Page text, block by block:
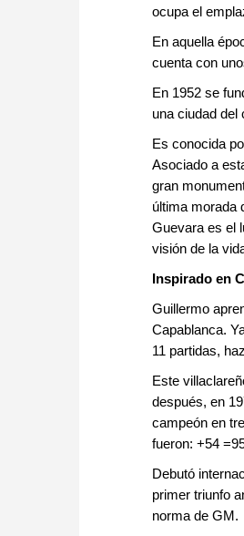
ocupa el
En aquella
cuenta con
En 1952 se
una ciudad del
Es conocida
Asociado a
gran
última morada
Guevara es el
visión de la
Inspirado en
Guillermo
Capablanca.
11 partidas,
Este
después, en
campeón en
fueron: +54
Debutó
primer triunfo
norma de GM.